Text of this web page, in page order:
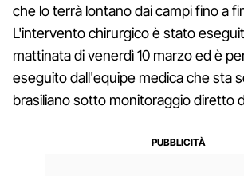
che lo terrà lontano dai campi fino a
L'intervento chirurgico è stato
mattinata di venerdì 10 marzo ed è
eseguito dall'equipe medica che sta
brasiliano sotto monitoraggio diretto